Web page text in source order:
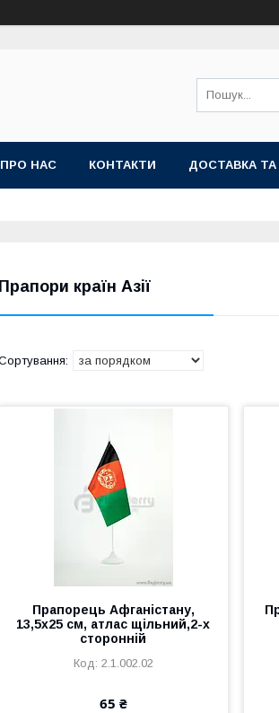
ПРО НАС КОНТАКТИ ДОСТАВКА
Прапори країн Азії
Прапорець Афганістану,
13,5х25 см, атлас щільний,2-х
сторонній
2.1.002.02
65 ₴